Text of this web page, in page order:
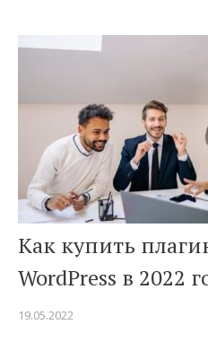
Как купить
WordPress в 2022
19.05.2022